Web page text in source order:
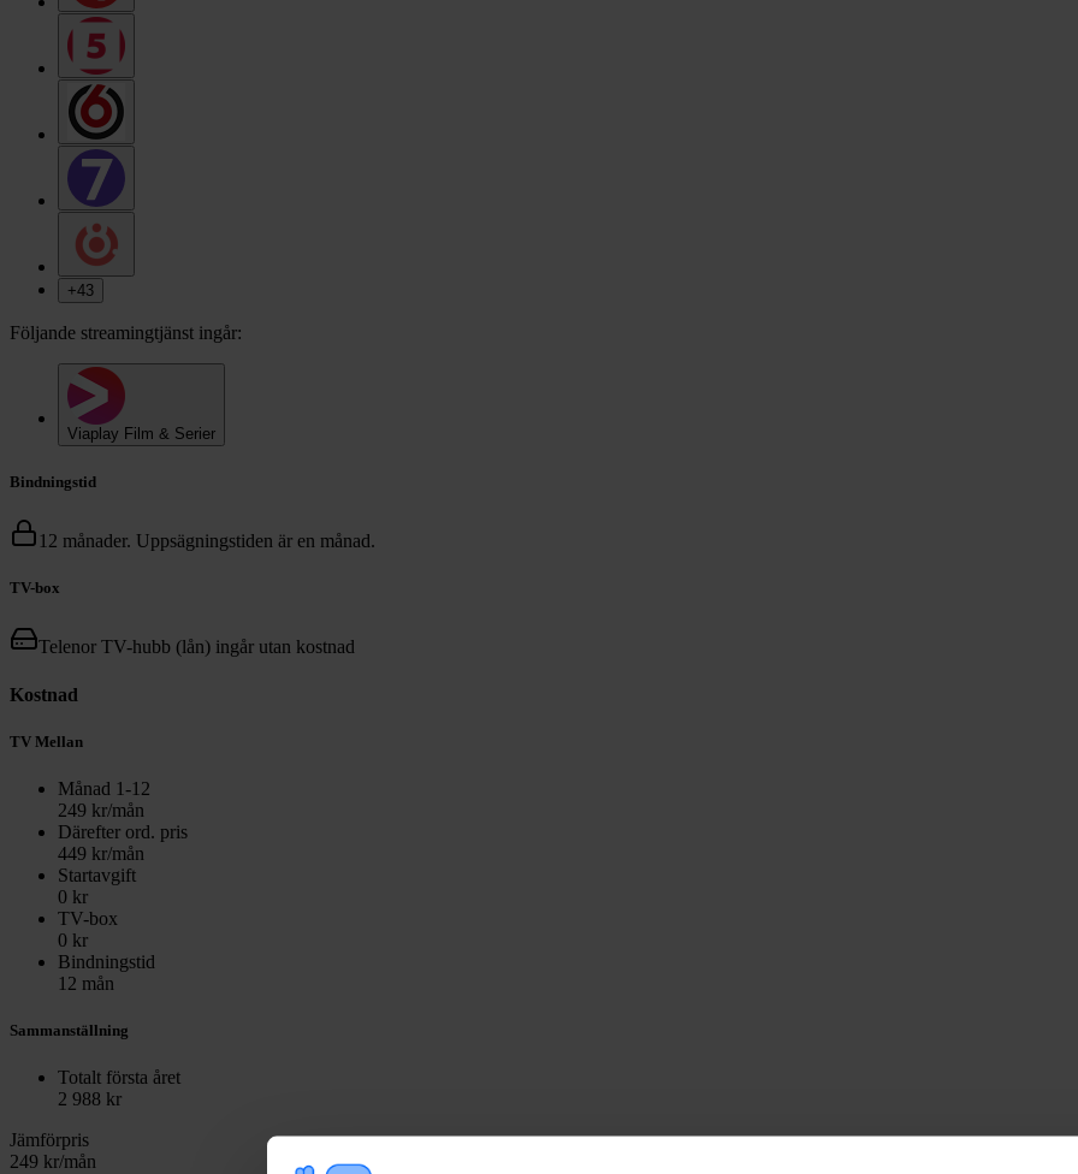
+43
Följande streamingtjänst ingår:
Viaplay Film & Serier
Bindningstid
12 månader. Uppsägningstiden är en månad.
TV-box
Telenor TV-hubb (lån) ingår utan kostnad
Kostnad
TV Mellan
Månad 1-12
249 kr/mån
Därefter ord. pris
449 kr/mån
Startavgift
0 kr
TV-box
0 kr
Bindningstid
12 mån
Sammanställning
Totalt första året
2 988 kr
Jämförpris
249 kr/mån